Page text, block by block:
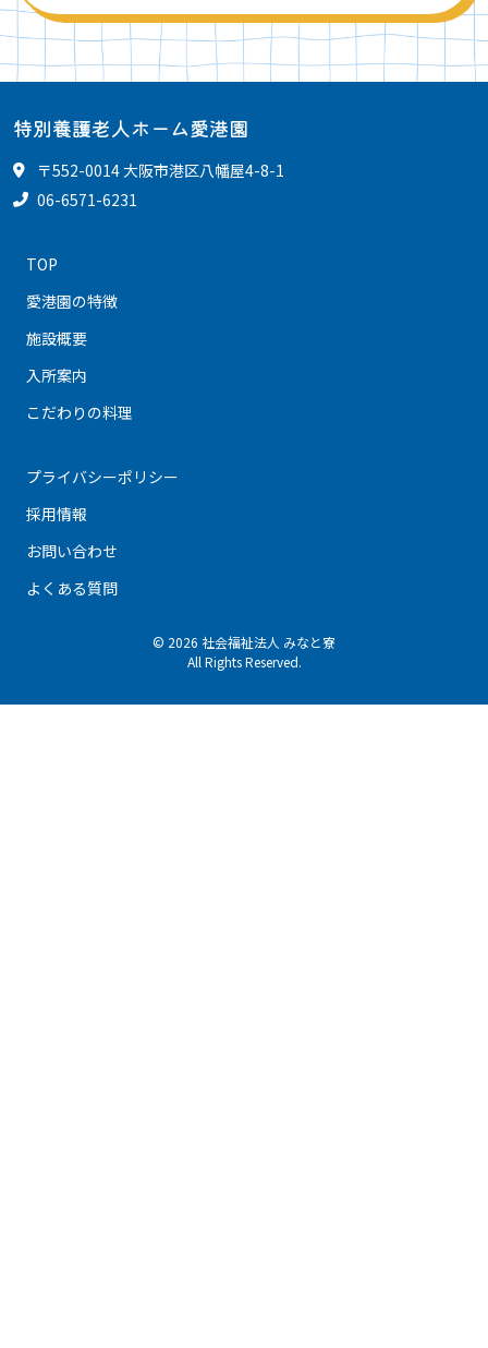
特別養護老人ホーム愛港園
〒552-0014 大阪市港区八幡屋4-8-1
06-6571-6231
TOP
愛港園の特徴
施設概要
入所案内
こだわりの料理
プライバシーポリシー
採用情報
お問い合わせ
よくある質問
© 2026 社会福祉法人 みなと寮
All Rights Reserved.